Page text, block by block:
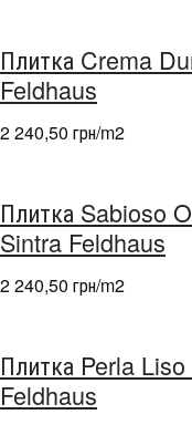
Плитка Crema
Feldhaus
2 240,50 грн/m2
Плитка Sabioso
Sintra Feldhaus
2 240,50 грн/m2
Плитка Perla
Feldhaus